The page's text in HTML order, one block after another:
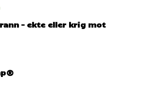
– ekte eller krig mot